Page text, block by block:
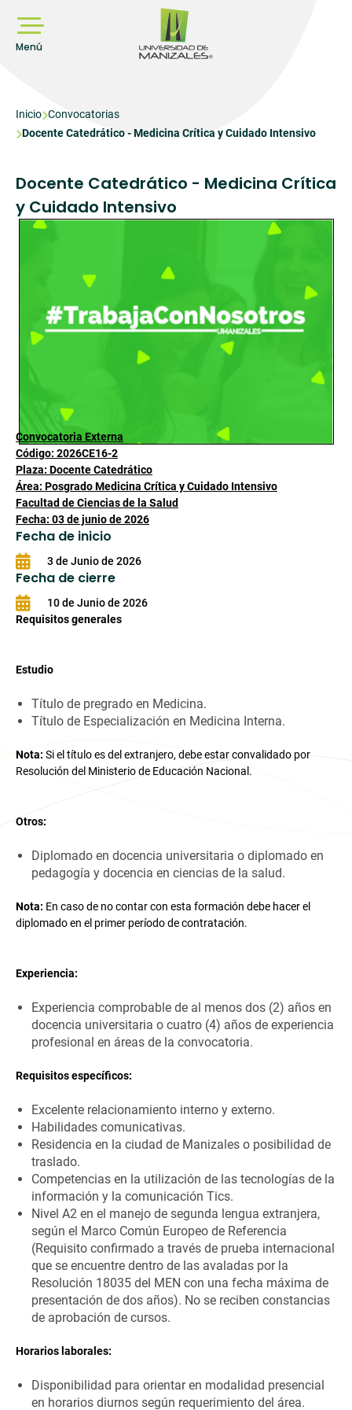
contenido
principal
Menú
Sobrescribir
enlaces
ayuda
a
la
Inicio Convocatorias
Docente Catedrático - Medicina Crítica y Cuidado Intensivo
Docente Catedrático - Medicina Crítica
y Cuidado Intensivo
Convocatoria Externa
Código: 2026CE16-2
Plaza: Docente Catedrático
Área: Posgrado Medicina Crítica y Cuidado Intensivo
Facultad de Ciencias de la Salud
Fecha: 03 de junio de 2026
Fecha de inicio
3 de Junio de 2026
Fecha de cierre
10 de Junio de 2026
Requisitos generales
Estudio
Título de pregrado en Medicina.
Título de Especialización en Medicina Interna.
Nota: Si el título es del extranjero, debe estar convalidado por
Resolución del Ministerio de Educación Nacional.
Otros:
Diplomado en docencia universitaria o diplomado en
pedagogía y docencia en ciencias de la salud.
Nota: En caso de no contar con esta formación debe hacer el
diplomado en el primer período de contratación.
Experiencia:
Experiencia comprobable de al menos dos (2) años en
docencia universitaria o cuatro (4) años de experiencia
profesional en áreas de la convocatoria.
Requisitos específicos:
Excelente relacionamiento interno y externo.
Habilidades comunicativas.
Residencia en la ciudad de Manizales o posibilidad de
traslado.
Competencias en la utilización de las tecnologías de la
información y la comunicación Tics.
Nivel A2 en el manejo de segunda lengua extranjera,
según el Marco Común Europeo de Referencia
(Requisito confirmado a través de prueba internacional
que se encuentre dentro de las avaladas por la
Resolución 18035 del MEN con una fecha máxima de
presentación de dos años). No se reciben constancias
de aprobación de cursos.
Horarios laborales:
Disponibilidad para orientar en modalidad presencial
en horarios diurnos según requerimiento del área.